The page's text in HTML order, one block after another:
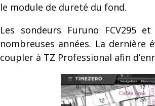
le module de dureté du fond.
Les sondeurs Furuno FCV295
nombreuses années. La
coupler à TZ Professional afin